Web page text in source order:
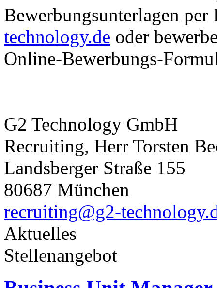
Bewerbungsunterlagen
technology.de oder
Online-Bewerbungs-
G2 Technology GmbH
Recruiting, Herr Torsten
Landsberger Straße 155
80687 München
recruiting@g2-
Aktuelles
Stellenangebot